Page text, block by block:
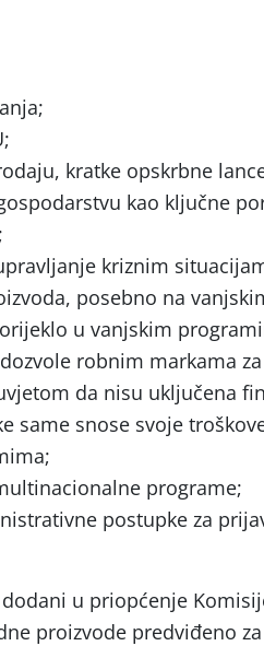
kratke opskrbne
kao ključne
kriznim
posebno na
u vanjskim
robnim markama
da nisu uključena
same snose svoje
programe;
postupke za
u priopćenje
proizvode predviđeno